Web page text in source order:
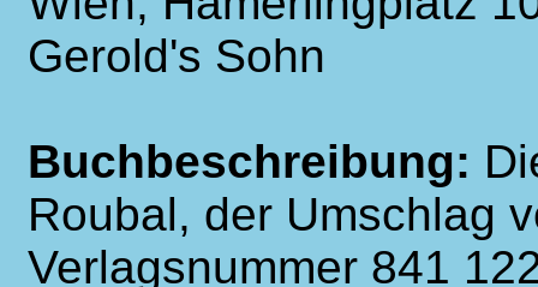
Gerold's Sohn
Buchbeschreibung:
Roubal, der Umschlag
Verlagsnummer 841